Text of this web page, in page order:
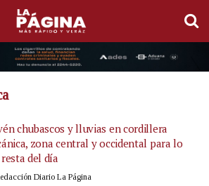
chubascos y lluvias en cordillera
zona central y occidental para lo
del día
Diario La Página